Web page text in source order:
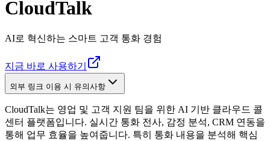
CloudTalk
AI로 혁신하는 스마트 고객 통화 경험
지금 바로 사용하기
외부 링크 이용 시 유의사항
CloudTalk는 영업 및 고객 지원 팀을 위한 AI 기반 클라우드 콜
센터 플랫폼입니다. 실시간 통화 전사, 감정 분석, CRM 연동을
통해 업무 효율을 높여줍니다. 특히 통화 내용을 분석해 핵심